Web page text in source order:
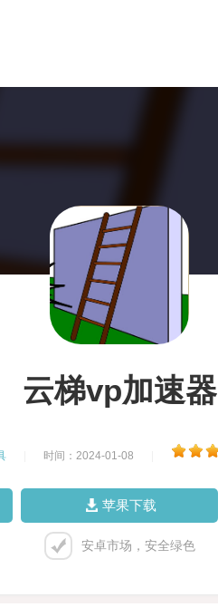
云梯vp加速器
时间：2024-01-08
苹果下载
安卓市场，安全绿色